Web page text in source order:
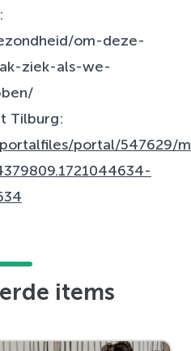
om-deze-
ziek-als-we-
Tilburg:
portal/547629/
items